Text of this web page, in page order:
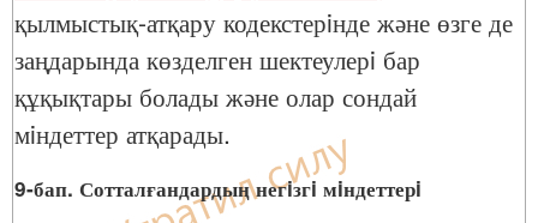
қылмыстық-атқару кодекстерiнде және өзге де
заңдарында көзделген шектеулерi бар
құқықтары болады және олар сондай
мiндеттер атқарады.
9-бап. Сотталғандардың негiзгi мiндеттерi